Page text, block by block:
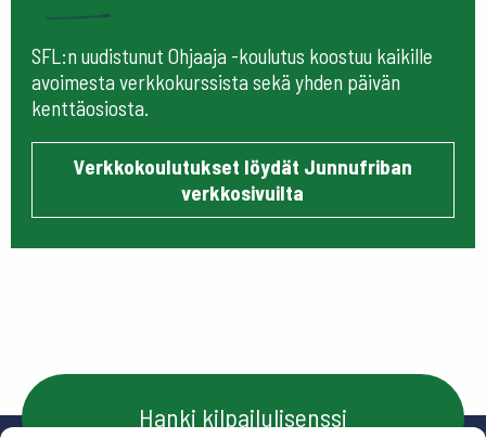
SFL:n uudistunut Ohjaaja -koulutus koostuu kaikille
avoimesta verkkokurssista sekä yhden päivän
kenttäosiosta.
Verkkokoulutukset löydät Junnufriban
verkkosivuilta
Hanki kilpailulisenssi